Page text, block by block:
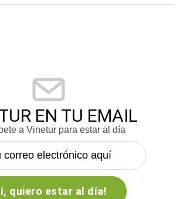
EN TU EMAIL
a Vinetur para estar al día